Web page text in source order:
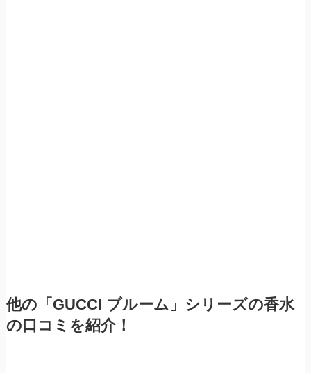
他の「GUCCI ブルーム」シリーズの香水
の口コミを紹介！